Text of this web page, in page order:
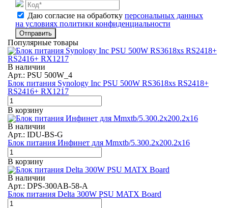
Даю согласие на обработку персональных данных
на условиях политики конфиденциальности
Отправить
Популярные товары
В наличии
Арт.: PSU 500W_4
Блок питания Synology Inc PSU 500W RS3618xs RS2418+
RS2416+ RX1217
В корзину
В наличии
Арт.: IDU-BS-G
Блок питания Инфинет для Mmxtb/5.300.2x200.2x16
В корзину
В наличии
Арт.: DPS-300AB-58-A
Блок питания Delta 300W PSU MATX Board